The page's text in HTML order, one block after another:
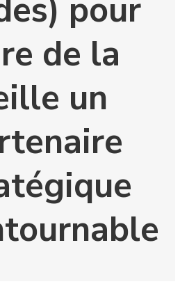
pour
de la
un